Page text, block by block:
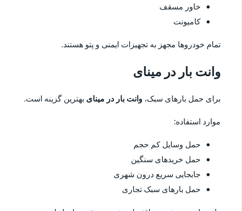
خاور مسقف
کامیونت
تمام خودروها مجهز به تجهیزات ایمنی و پتو هستند.
وانت بار در مینای
برای حمل بارهای سبک، وانت بار در مینای بهترین گزینه است.
موارد استفاده:
حمل وسایل کم حجم
حمل خریدهای سنگین
جابجایی سریع درون شهری
حمل بارهای سبک تجاری